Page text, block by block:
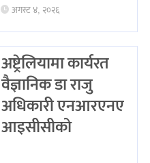
अगस्ट ४, २०२६
अष्ट्रेलियामा कार्यरत
वैज्ञानिक डा राजु
अधिकारी एनआरएनए
आइसीसीको